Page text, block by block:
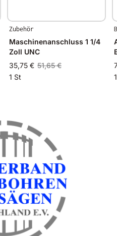
Zubehör
Maschinenanschluss 1 1/4
Zoll UNC
35,75 € 51,65 €
1 St